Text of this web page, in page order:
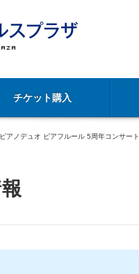
チケット購入
アノデュオ ピアフルール 5周年コンサート